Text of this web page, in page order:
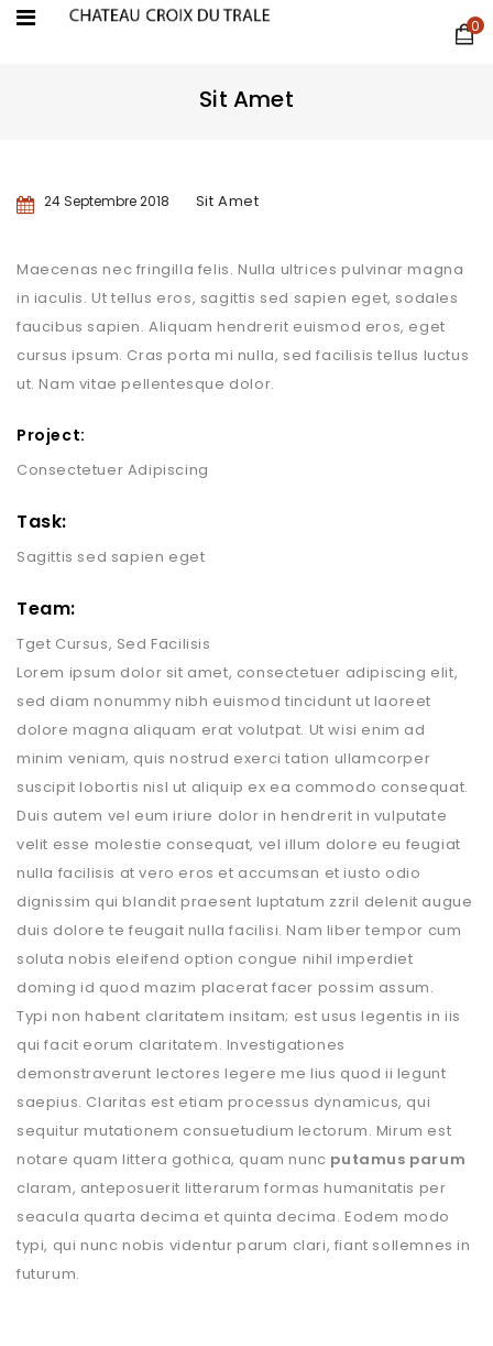
0
Sit Amet
24 Septembre 2018 Sit Amet
Maecenas nec fringilla felis. Nulla ultrices pulvinar magna
in iaculis. Ut tellus eros, sagittis sed sapien eget, sodales
faucibus sapien. Aliquam hendrerit euismod eros, eget
cursus ipsum. Cras porta mi nulla, sed facilisis tellus luctus
ut. Nam vitae pellentesque dolor.
Project:
Consectetuer Adipiscing
Task:
Sagittis sed sapien eget
Team:
Tget Cursus, Sed Facilisis
Lorem ipsum dolor sit amet, consectetuer adipiscing elit,
sed diam nonummy nibh euismod tincidunt ut laoreet
dolore magna aliquam erat volutpat. Ut wisi enim ad
minim veniam, quis nostrud exerci tation ullamcorper
suscipit lobortis nisl ut aliquip ex ea commodo consequat.
Duis autem vel eum iriure dolor in hendrerit in vulputate
velit esse molestie consequat, vel illum dolore eu feugiat
nulla facilisis at vero eros et accumsan et iusto odio
dignissim qui blandit praesent luptatum zzril delenit augue
duis dolore te feugait nulla facilisi. Nam liber tempor cum
soluta nobis eleifend option congue nihil imperdiet
doming id quod mazim placerat facer possim assum.
Typi non habent claritatem insitam; est usus legentis in iis
qui facit eorum claritatem. Investigationes
demonstraverunt lectores legere me lius quod ii legunt
saepius. Claritas est etiam processus dynamicus, qui
sequitur mutationem consuetudium lectorum. Mirum est
notare quam littera gothica, quam nunc putamus parum
claram, anteposuerit litterarum formas humanitatis per
seacula quarta decima et quinta decima. Eodem modo
typi, qui nunc nobis videntur parum clari, fiant sollemnes in
futurum.